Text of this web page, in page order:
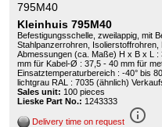
795M40
Kleinhuis 795M40
Befestigungsschelle, zweilappig, mit
Stahlpanzerrohren, Isolierstoffrohren,
Abmessungen (ca. Maße) H x B x L
mm für Kabel-Ø : 37,5 - 40 mm für
Einsatztemperaturbereich : -40° bis
lichtgrau RAL : 7035 (ähnlich)
Sales unit: 100 pieces
Lieske Part No.: 1243333
Delivery time on request info_outline